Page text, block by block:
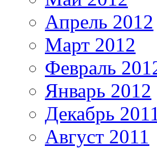
Апрель 2012
Март 2012
Февраль
Январь 2012
Декабрь 2011
Август 2011